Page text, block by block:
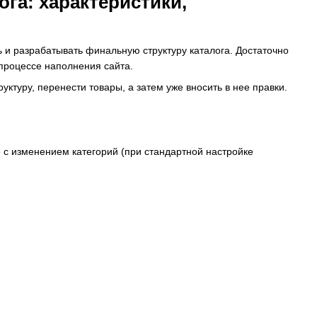
разрабатывать финальную структуру каталога. Достаточно
наполнения сайта.
перенести товары, а затем уже вносить в нее правки.
изменением категорий (при стандартной настройке